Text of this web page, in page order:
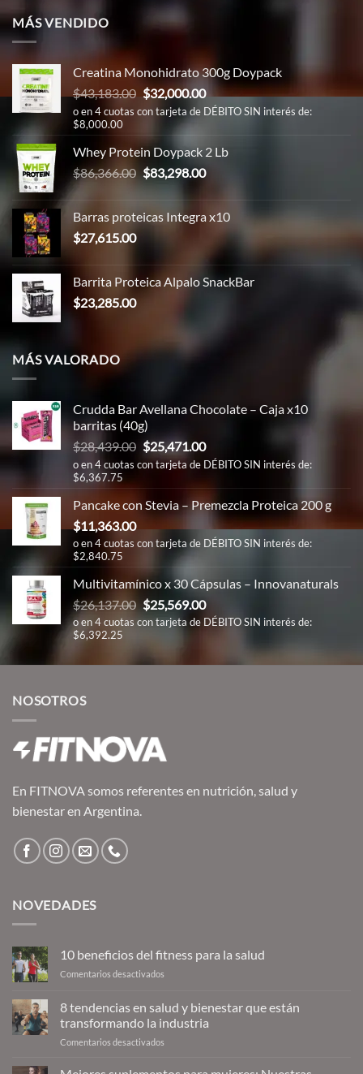
MÁS VENDIDO
Creatina Monohidrato 300g Doypack
$43,183.00 El
precio
original
era:
$43,183.00.
$32,000.00El
precio
$32,000.00.
o en 4 cuotas con tarjeta de DÉBITO SIN interés de:
$8,000.00
Whey Protein Doypack 2 Lb
$86,366.00 El
precio
original
era:
$83,298.00El
es:
$83,298.00.
Barras proteicas Integra x10
$27,615.00
Barrita Proteica Alpalo SnackBar
$23,285.00
MÁS VALORADO
Crudda Bar Avellana Chocolate – Caja x10
barritas (40g)
$28,439.00 El
precio
$28,439.00.
$25,471.00El
precio
$25,471.00.
o en 4 cuotas con tarjeta de DÉBITO SIN interés de:
$6,367.75
Pancake con Stevia – Premezcla Proteica 200 g
$11,363.00
o en 4 cuotas con tarjeta de DÉBITO SIN interés de:
$2,840.75
Multivitamínico x 30 Cápsulas – Innovanaturals
$26,137.00 El
precio
era:
$25,569.00El
precio
o en 4 cuotas con tarjeta de DÉBITO SIN interés de:
$6,392.25
NOSOTROS
En FITNOVA somos referentes en nutrición, salud y
bienestar en Argentina.
NOVEDADES
10 beneficios del fitness para la salud
Comentarios desactivados
del
fitness
salud
8 tendencias en salud y bienestar que están
transformando la industria
Comentarios desactivados
tendencias